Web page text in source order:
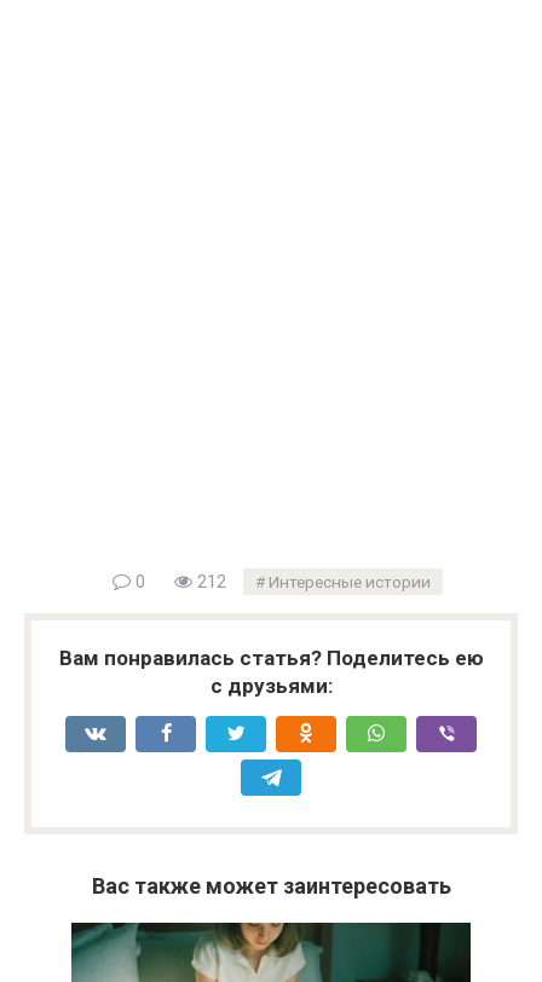
0 212 Интересные истории
Вам понравилась статья? Поделитесь ею
с друзьями:
Вас также может заинтересовать